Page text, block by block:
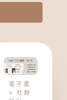
電子書
× 社群